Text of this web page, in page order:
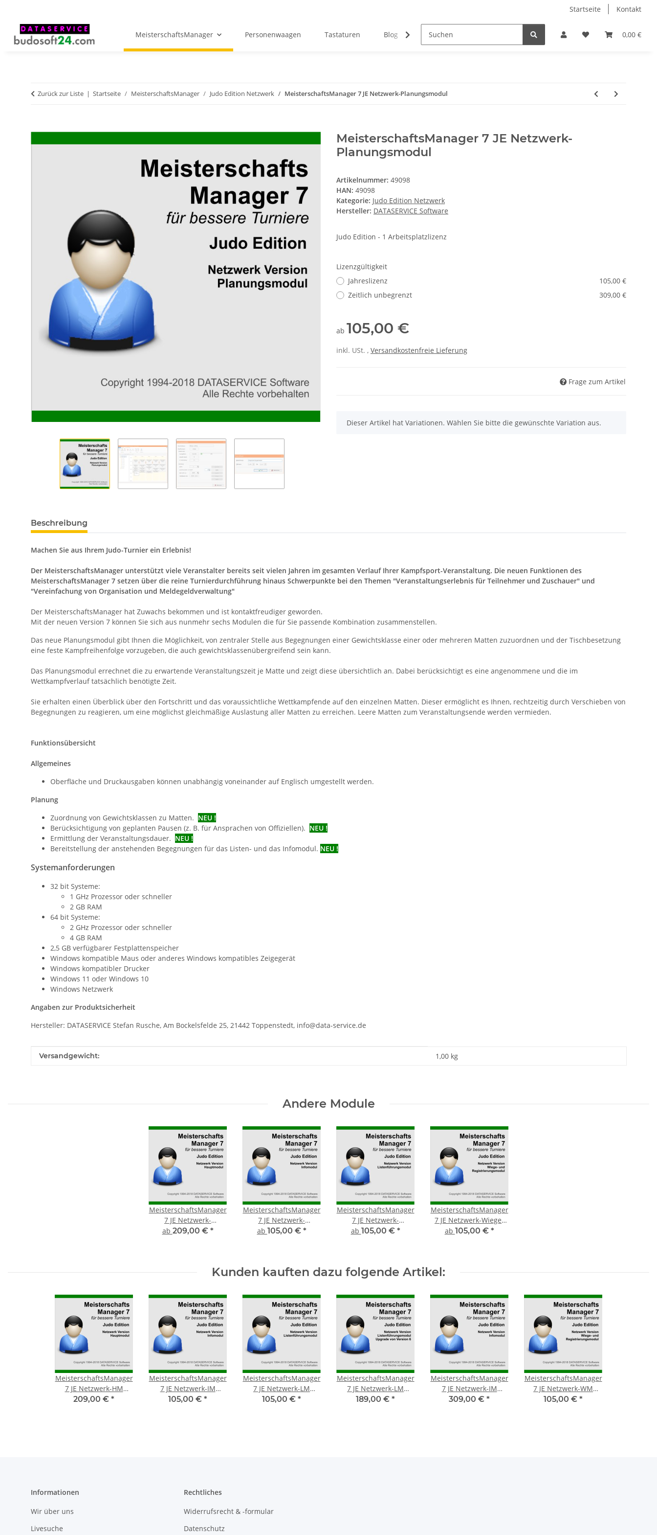
Startseite Kontakt
0,00 €
MeisterschaftsManager Personenwaagen Tastaturen Blog Downloads
Zurück zur Liste Startseite MeisterschaftsManager Judo Edition Netzwerk MeisterschaftsManager 7 JE Netzwerk-Planungsmodul
MeisterschaftsManager 7 JE Netzwerk-
Planungsmodul
Artikelnummer: 49098
HAN: 49098
Kategorie: Judo Edition Netzwerk
Hersteller: DATASERVICE Software
Judo Edition - 1 Arbeitsplatzlizenz
Lizenzgültigkeit
Jahreslizenz
105,00 €
Zeitlich unbegrenzt
309,00 €
ab 105,00 €
inkl. USt. , Versandkostenfreie Lieferung
Frage zum Artikel
x
Dieser Artikel hat Variationen. Wählen Sie bitte die gewünschte Variation aus.
Beschreibung
Machen Sie aus Ihrem Judo-Turnier ein Erlebnis!
Der MeisterschaftsManager unterstützt viele Veranstalter bereits seit vielen Jahren im gesamten Verlauf Ihrer Kampfsport-Veranstaltung. Die neuen Funktionen des
MeisterschaftsManager 7 setzen über die reine Turnierdurchführung hinaus Schwerpunkte bei den Themen "Veranstaltungserlebnis für Teilnehmer und Zuschauer" und
"Vereinfachung von Organisation und Meldegeldverwaltung"
Der MeisterschaftsManager hat Zuwachs bekommen und ist kontaktfreudiger geworden.
Mit der neuen Version 7 können Sie sich aus nunmehr sechs Modulen die für Sie passende Kombination zusammenstellen.
Das neue Planungsmodul gibt Ihnen die Möglichkeit, von zentraler Stelle aus Begegnungen einer Gewichtsklasse einer oder mehreren Matten zuzuordnen und der Tischbesetzung
eine feste Kampfreihenfolge vorzugeben, die auch gewichtsklassenübergreifend sein kann.
Das Planungsmodul errechnet die zu erwartende Veranstaltungszeit je Matte und zeigt diese übersichtlich an. Dabei berücksichtigt es eine angenommene und die im
Wettkampfverlauf tatsächlich benötigte Zeit.
Sie erhalten einen Überblick über den Fortschritt und das voraussichtliche Wettkampfende auf den einzelnen Matten. Dieser ermöglicht es Ihnen, rechtzeitig durch Verschieben von
Begegnungen zu reagieren, um eine möglichst gleichmäßige Auslastung aller Matten zu erreichen. Leere Matten zum Veranstaltungsende werden vermieden.
Funktionsübersicht
Allgemeines
Oberfläche und Druckausgaben können unabhängig voneinander auf Englisch umgestellt werden.
Planung
Zuordnung von Gewichtsklassen zu Matten. NEU !
Berücksichtigung von geplanten Pausen (z. B. für Ansprachen von Offiziellen). NEU !
Ermittlung der Veranstaltungsdauer. NEU !
Bereitstellung der anstehenden Begegnungen für das Listen- und das Infomodul. NEU !
Systemanforderungen
32 bit Systeme:
1 GHz Prozessor oder schneller
2 GB RAM
64 bit Systeme:
2 GHz Prozessor oder schneller
4 GB RAM
2,5 GB verfügbarer Festplattenspeicher
Windows kompatible Maus oder anderes Windows kompatibles Zeigegerät
Windows kompatibler Drucker
Windows 11 oder Windows 10
Windows Netzwerk
Angaben zur Produktsicherheit
Hersteller: DATASERVICE Stefan Rusche, Am Bockelsfelde 25, 21442 Toppenstedt, info@data-service.de
Produkteigenschaft
Wert
Versandgewicht: 1,00 kg
Andere Module
MeisterschaftsManager
7 JE Netzwerk-
Hauptmodul
ab 209,00 € *
MeisterschaftsManager
7 JE Netzwerk-
Infomodul
ab 105,00 € *
MeisterschaftsManager
7 JE Netzwerk-
Listenführungsmodul
ab 105,00 € *
MeisterschaftsManager
7 JE Netzwerk-Wiege-
und
ab 105,00 € *
Kunden kauften dazu folgende Artikel:
MeisterschaftsManager
7 JE Netzwerk-HM
Jahreslizenz
209,00 € *
MeisterschaftsManager
7 JE Netzwerk-IM
Jahreslizenz
105,00 € *
MeisterschaftsManager
7 JE Netzwerk-LM
Jahreslizenz
105,00 € *
MeisterschaftsManager
7 JE Netzwerk-LM
Upgrade von Version 6
189,00 € *
MeisterschaftsManager
7 JE Netzwerk-IM
zeitlich unbegrenzt
309,00 € *
MeisterschaftsManager
7 JE Netzwerk-WM
Jahreslizenz
105,00 € *
Informationen
Wir über uns
Livesuche
Rechtliches
Widerrufsrecht & -formular
Datenschutz